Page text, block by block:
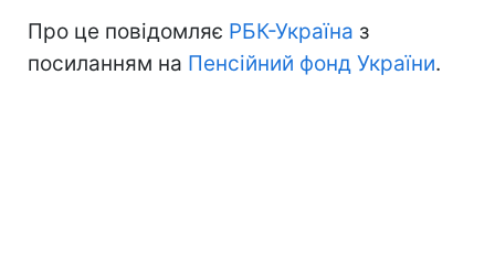
Про це повідомляє РБК-Україна з
посиланням на Пенсійний фонд України.